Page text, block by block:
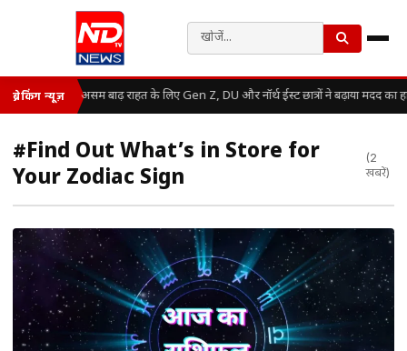
ब्रेकिंग न्यूज़ असम बाढ़ राहत के लिए Gen Z, DU और नॉर्थ ईस्ट छात्रों ने बढ़ाया मदद का
#Find Out What’s in Store for
Your Zodiac Sign
(2
खबरें)